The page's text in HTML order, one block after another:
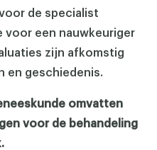
de specialist
voor een nauwkeuriger
zijn afkomstig
en geschiedenis.
omvatten
voor de behandeling